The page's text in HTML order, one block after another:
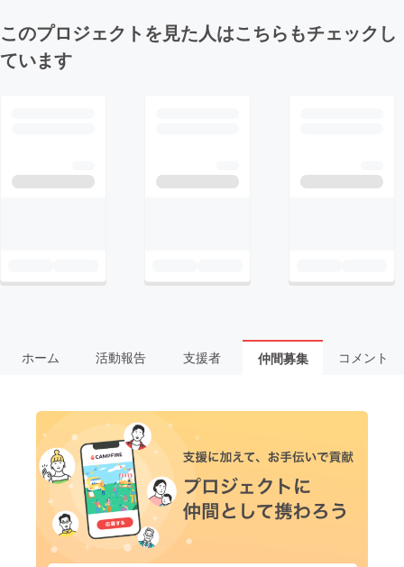
このプロジェクトを見た人はこちらもチェックし
ています
ホーム 活動報告 支援者 仲間募集 コメント